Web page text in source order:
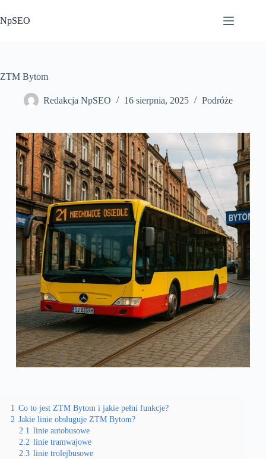
do
treści
NpSEO
ZTM Bytom
Redakcja NpSEO 16 sierpnia, 2025 Podróże
1 Co to jest ZTM Bytom i jakie pełni funkcje?
2 Jakie linie obsługuje ZTM Bytom?
2.1 linie autobusowe
2.2 linie tramwajowe
2.3 linie trolejbusowe